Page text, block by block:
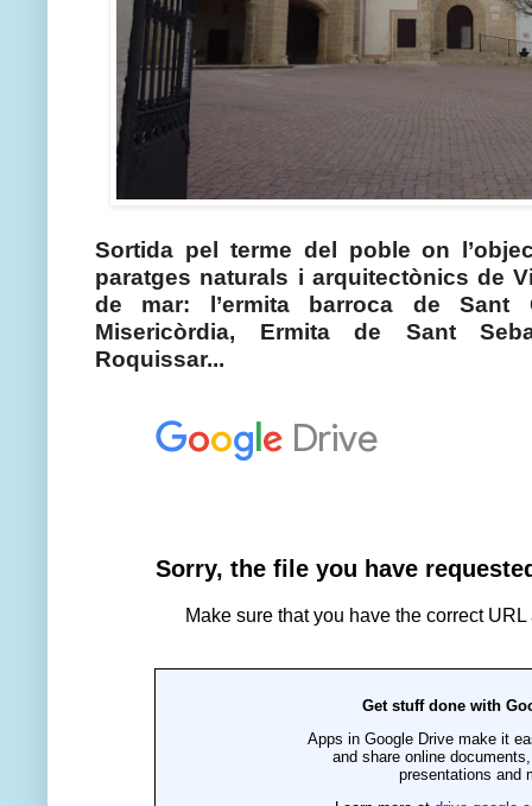
Sortida pel terme del poble on
paratges naturals i arquitectònics de
de mar: l’ermita barroca de Sant
Misericòrdia, Ermita de Sant
Roquissar...